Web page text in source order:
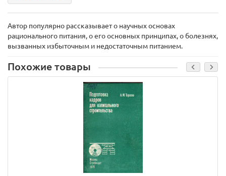
Автор популярно рассказывает о научных основах
рационального питания, о его основных принципах, о болезнях,
вызванных избыточным и недостаточным питанием.
Похожие товары